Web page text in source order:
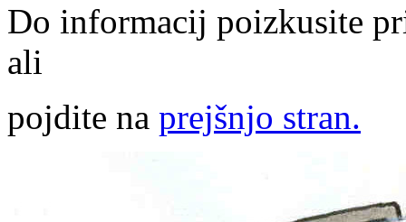
Do informacij poizkusite
ali
pojdite na prejšnjo stran.